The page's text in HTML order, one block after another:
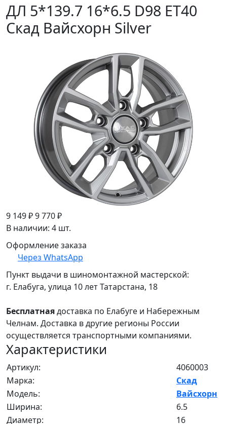
ДЛ 5*139.7 16*6.5 D98 ET40
Скад Вайсхорн Silver
9 149 ₽9 770 ₽
В наличии: 4 шт.
Оформление заказа
Через WhatsApp
Пункт выдачи в шиномонтажной мастерской:
г. Елабуга, улица 10 лет Татарстана, 18
Бесплатнаядоставка по Елабуге и Набережным
Челнам. Доставка в другие регионы России
осуществляется транспортными компаниями.
Характеристики
Артикул:
4060003
Марка:
Скад
Модель:
Вайсхорн
Ширина:
6.5
Диаметр:
16